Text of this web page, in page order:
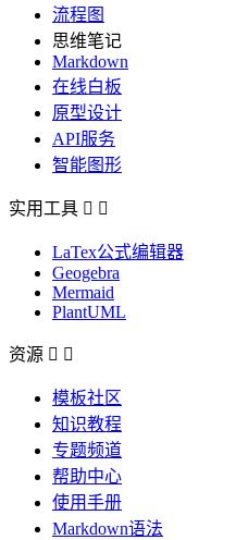
流程图
思维笔记
Markdown
在线白板
原型设计
API服务
智能图形
实用工具  
LaTex公式编辑器
Geogebra
Mermaid
PlantUML
资源  
模板社区
知识教程
专题频道
帮助中心
使用手册
Markdown语法